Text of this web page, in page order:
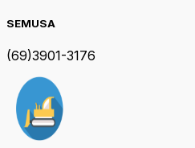
SEMUSA
(69)3901-3176